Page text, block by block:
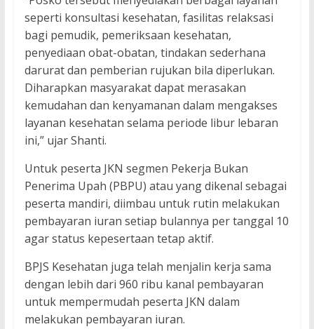
seperti konsultasi kesehatan, fasilitas relaksasi
bagi pemudik, pemeriksaan kesehatan,
penyediaan obat-obatan, tindakan sederhana
darurat dan pemberian rujukan bila diperlukan.
Diharapkan masyarakat dapat merasakan
kemudahan dan kenyamanan dalam mengakses
layanan kesehatan selama periode libur lebaran
ini,” ujar Shanti.
Untuk peserta JKN segmen Pekerja Bukan
Penerima Upah (PBPU) atau yang dikenal sebagai
peserta mandiri, diimbau untuk rutin melakukan
pembayaran iuran setiap bulannya per tanggal 10
agar status kepesertaan tetap aktif.
BPJS Kesehatan juga telah menjalin kerja sama
dengan lebih dari 960 ribu kanal pembayaran
untuk mempermudah peserta JKN dalam
melakukan pembayaran iuran.